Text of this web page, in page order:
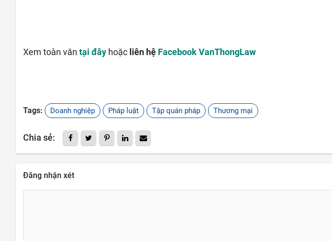
Xem toàn văn tại đây hoặc liên hệ Facebook VanThongLaw
Tags: Doanh nghiệp Pháp luật Tập quán pháp Thương mại
Chia sẻ:
Đăng nhận xét